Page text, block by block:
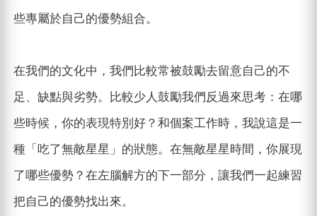
些專屬於自己的優勢組合。
在我們的文化中，我們比較常被鼓勵去留意自己的不
足、缺點與劣勢。比較少人鼓勵我們反過來思考：在哪
些時候，你的表現特別好？和個案工作時，我說這是一
種「吃了無敵星星」的狀態。在無敵星星時間，你展現
了哪些優勢？在左腦解方的下一部分，讓我們一起練習
把自己的優勢找出來。